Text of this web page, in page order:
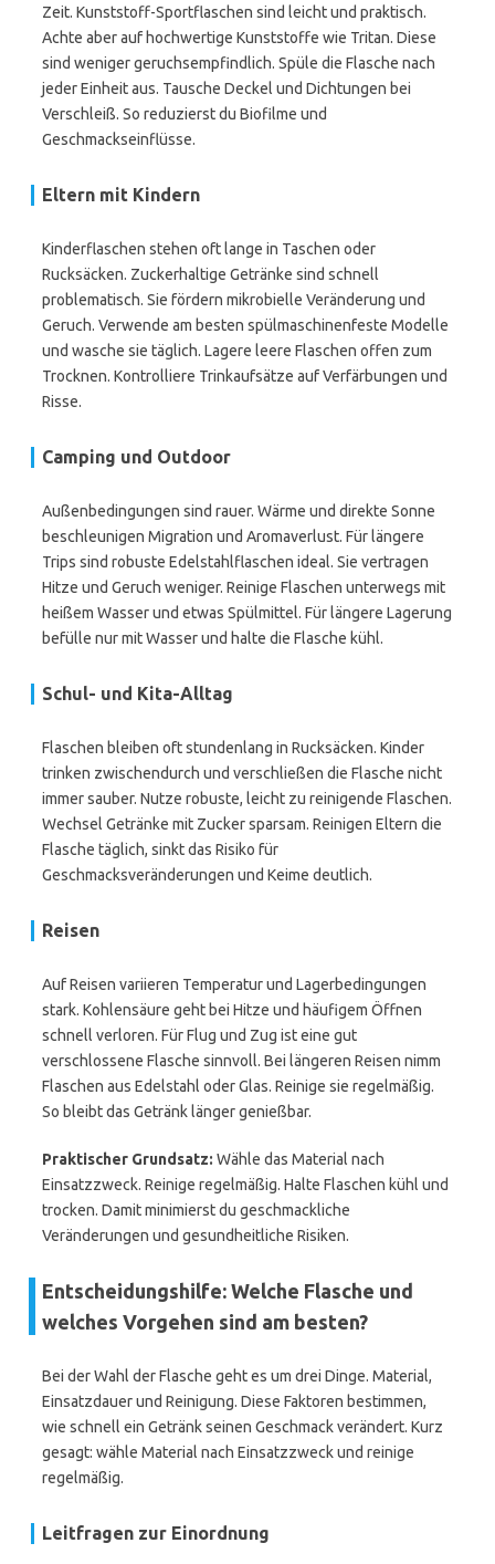
Zeit. Kunststoff-Sportflaschen sind leicht und praktisch.
Achte aber auf hochwertige Kunststoffe wie Tritan. Diese
sind weniger geruchsempfindlich. Spüle die Flasche nach
jeder Einheit aus. Tausche Deckel und Dichtungen bei
Verschleiß. So reduzierst du Biofilme und
Geschmackseinflüsse.
Eltern mit Kindern
Kinderflaschen stehen oft lange in Taschen oder
Rucksäcken. Zuckerhaltige Getränke sind schnell
problematisch. Sie fördern mikrobielle Veränderung und
Geruch. Verwende am besten spülmaschinenfeste Modelle
und wasche sie täglich. Lagere leere Flaschen offen zum
Trocknen. Kontrolliere Trinkaufsätze auf Verfärbungen und
Risse.
Camping und Outdoor
Außenbedingungen sind rauer. Wärme und direkte Sonne
beschleunigen Migration und Aromaverlust. Für längere
Trips sind robuste Edelstahlflaschen ideal. Sie vertragen
Hitze und Geruch weniger. Reinige Flaschen unterwegs mit
heißem Wasser und etwas Spülmittel. Für längere Lagerung
befülle nur mit Wasser und halte die Flasche kühl.
Schul- und Kita-Alltag
Flaschen bleiben oft stundenlang in Rucksäcken. Kinder
trinken zwischendurch und verschließen die Flasche nicht
immer sauber. Nutze robuste, leicht zu reinigende Flaschen.
Wechsel Getränke mit Zucker sparsam. Reinigen Eltern die
Flasche täglich, sinkt das Risiko für
Geschmacksveränderungen und Keime deutlich.
Reisen
Auf Reisen variieren Temperatur und Lagerbedingungen
stark. Kohlensäure geht bei Hitze und häufigem Öffnen
schnell verloren. Für Flug und Zug ist eine gut
verschlossene Flasche sinnvoll. Bei längeren Reisen nimm
Flaschen aus Edelstahl oder Glas. Reinige sie regelmäßig.
So bleibt das Getränk länger genießbar.
Praktischer Grundsatz: Wähle das Material nach
Einsatzzweck. Reinige regelmäßig. Halte Flaschen kühl und
trocken. Damit minimierst du geschmackliche
Veränderungen und gesundheitliche Risiken.
Entscheidungshilfe: Welche Flasche und
welches Vorgehen sind am besten?
Bei der Wahl der Flasche geht es um drei Dinge. Material,
Einsatzdauer und Reinigung. Diese Faktoren bestimmen,
wie schnell ein Getränk seinen Geschmack verändert. Kurz
gesagt: wähle Material nach Einsatzzweck und reinige
regelmäßig.
Leitfragen zur Einordnung